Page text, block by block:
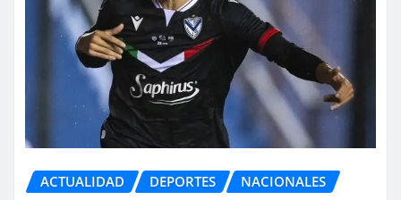
ACTUALIDAD DEPORTES NACIONALES